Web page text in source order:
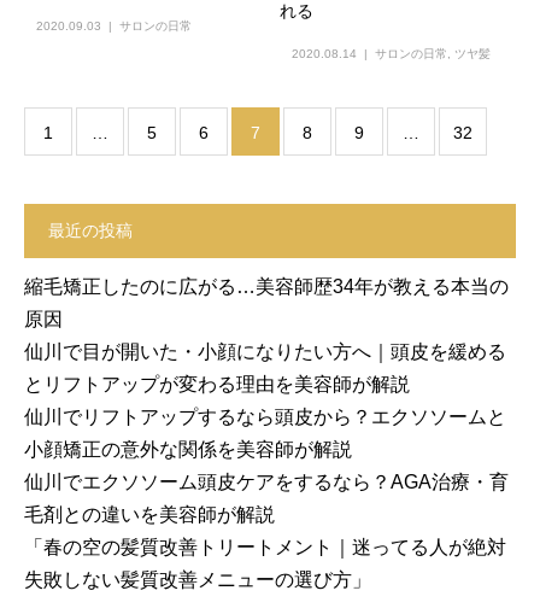
2020.09.03 サロンの日常
れる
2020.08.14 サロンの日常 ツヤ髪
1 5 6 7 8 9 32
最近の投稿
縮毛矯正したのに広がる…美容師歴34年が教える本当の
原因
仙川で目が開いた・小顔になりたい方へ｜頭皮を緩める
とリフトアップが変わる理由を美容師が解説
仙川でリフトアップするなら頭皮から？エクソソームと
小顔矯正の意外な関係を美容師が解説
仙川でエクソソーム頭皮ケアをするなら？AGA治療・育
毛剤との違いを美容師が解説
「春の空の髪質改善トリートメント｜迷ってる人が絶対
失敗しない髪質改善メニューの選び方」